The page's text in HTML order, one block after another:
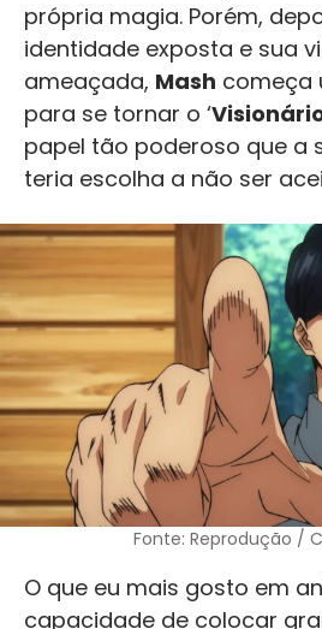
própria magia. Porém,
identidade exposta e sua
ameaçada, Mash começa
para se tornar o ‘
papel tão poderoso que a
teria escolha a não ser
Fonte: Reprodução /
O que eu mais gosto em
capacidade de colocar